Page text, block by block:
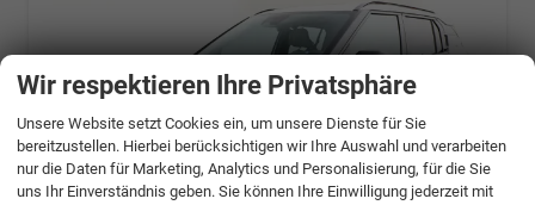
Wir respektieren Ihre Privatsphäre
Unsere Website setzt Cookies ein, um unsere Dienste für Sie
bereitzustellen. Hierbei berücksichtigen wir Ihre Auswahl und verarbeiten
nur die Daten für Marketing, Analytics und Personalisierung, für die Sie
uns Ihr Einverständnis geben. Sie können Ihre Einwilligung jederzeit mit